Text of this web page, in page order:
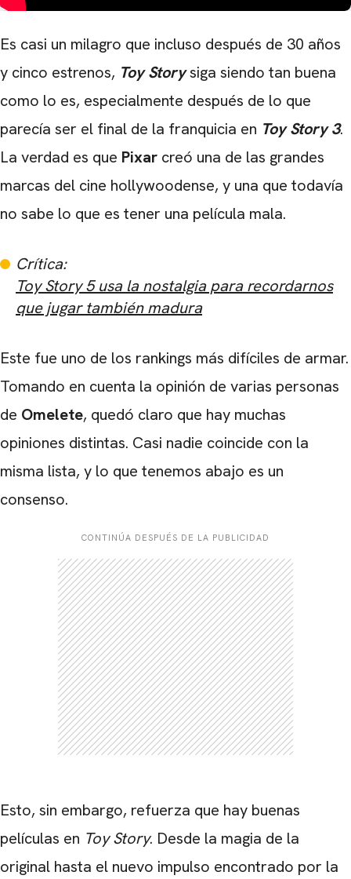
Es casi un milagro que incluso después de 30 años
y cinco estrenos, Toy Storysiga siendo tan buena
como lo es, especialmente después de lo que
parecía ser el final de la franquicia en Toy Story 3.
La verdad es que Pixar creó una de las grandes
marcas del cine hollywoodense, y una que todavía
no sabe lo que es tener una película mala.
Crítica:
Toy Story 5 usa la nostalgia para recordarnos
que jugar también madura
Este fue uno de los rankings más difíciles de armar.
Tomando en cuenta la opinión de varias personas
de Omelete, quedó claro que hay muchas
opiniones distintas. Casi nadie coincide con la
misma lista, y lo que tenemos abajo es un
consenso.
CONTINÚA DESPUÉS DE LA PUBLICIDAD
Esto, sin embargo, refuerza que hay buenas
películas en Toy Story. Desde la magia de la
original hasta el nuevo impulso encontrado por la